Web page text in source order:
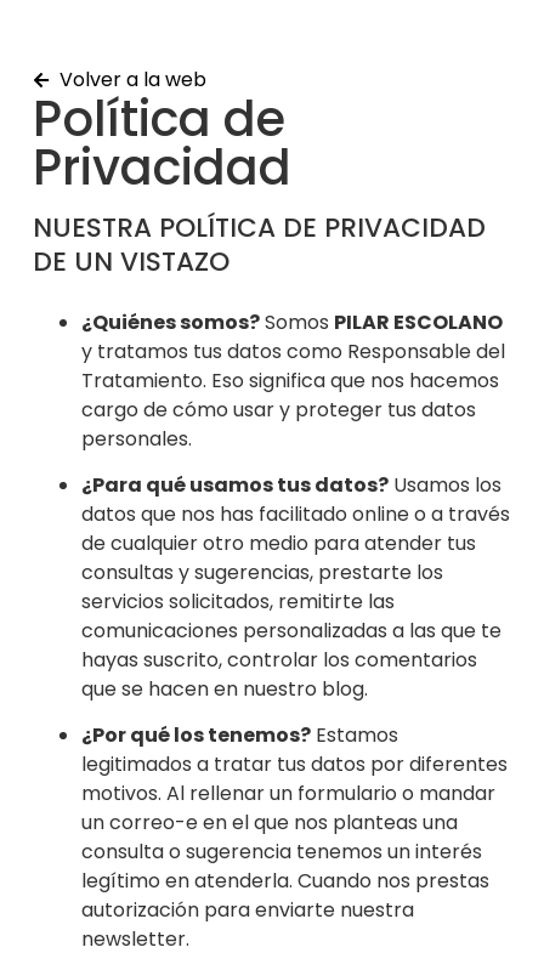
Volver a la web
Política de
Privacidad
NUESTRA POLÍTICA DE PRIVACIDAD
DE UN VISTAZO
¿Quiénes somos?Somos PILAR ESCOLANO
y tratamos tus datos como Responsable del
Tratamiento. Eso significa que nos hacemos
cargo de cómo usar y proteger tus datos
personales.
¿Para qué usamos tus datos?Usamos los
datos que nos has facilitado online o a través
de cualquier otro medio para atender tus
consultas y sugerencias, prestarte los
servicios solicitados, remitirte las
comunicaciones personalizadas a las que te
hayas suscrito, controlar los comentarios
que se hacen en nuestro blog.
¿Por qué los tenemos?Estamos
legitimados a tratar tus datos por diferentes
motivos. Al rellenar un formulario o mandar
un correo-e en el que nos planteas una
consulta o sugerencia tenemos un interés
legítimo en atenderla. Cuando nos prestas
autorización para enviarte nuestra
newsletter.